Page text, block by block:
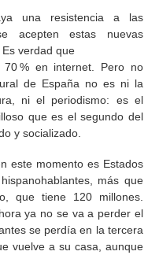
una resistencia a las
acepten estas nuevas
verdad que
% en internet. Pero no
de España no es ni la
ni el periodismo: es el
que es el segundo del
y socializado.
este momento es Estados
más que
que tiene 120 millones.
ya no se va a perder el
se perdía en la tercera
vuelve a su casa, aunque